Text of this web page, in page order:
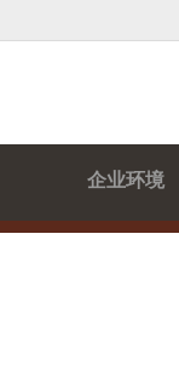
企业环境